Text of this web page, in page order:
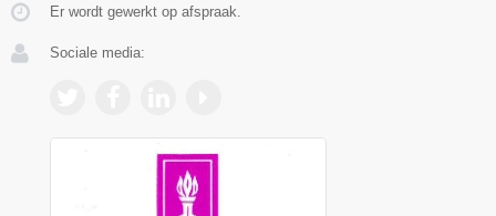
Er wordt gewerkt op afspraak.
Sociale media: